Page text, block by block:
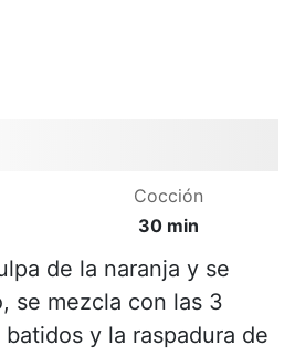
Cocción
30 min
de la naranja y se
se mezcla con las 3
y la raspadura de